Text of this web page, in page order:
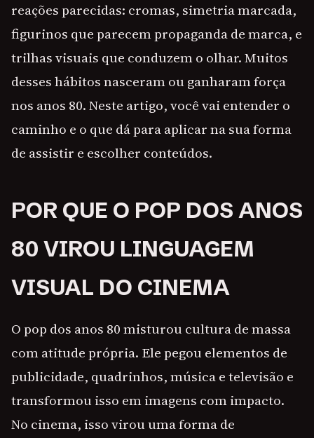
reações parecidas: cromas, simetria marcada,
figurinos que parecem propaganda de marca, e
trilhas visuais que conduzem o olhar. Muitos
desses hábitos nasceram ou ganharam força
nos anos 80. Neste artigo, você vai entender o
caminho e o que dá para aplicar na sua forma
de assistir e escolher conteúdos.
POR QUE O POP DOS ANOS
80 VIROU LINGUAGEM
VISUAL DO CINEMA
O pop dos anos 80 misturou cultura de massa
com atitude própria. Ele pegou elementos de
publicidade, quadrinhos, música e televisão e
transformou isso em imagens com impacto.
No cinema, isso virou uma forma de